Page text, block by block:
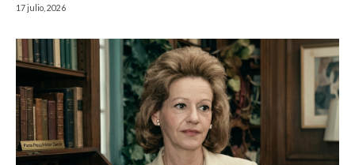
17 julio, 2026